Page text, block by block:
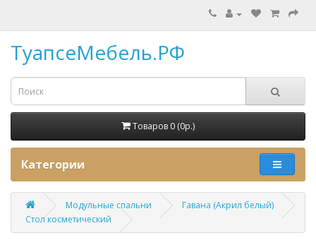
ТуапсеМебель.РФ
Товаров 0 (0p.)
Категории
Модульные спальни
Гавана (Акрил белый)
Стол косметический